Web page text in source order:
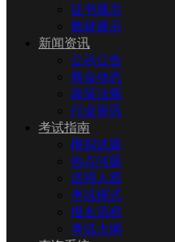
证书展示
教材展示
新闻资讯
公示公告
商会动态
政策法规
行业资讯
考试指南
模拟试题
热点问题
适用人群
考试模式
报名流程
考试大纲